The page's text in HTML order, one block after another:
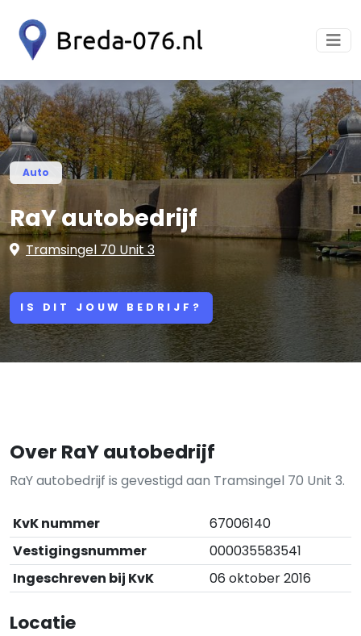
Auto
RaY autobedrijf
Tramsingel 70 Unit 3
IS DIT JOUW BEDRIJF?
Over RaY autobedrijf
RaY autobedrijf is gevestigd aan Tramsingel 70 Unit 3.
KvK nummer
67006140
Vestigingsnummer
000035583541
Ingeschreven bij KvK
06 oktober 2016
Locatie